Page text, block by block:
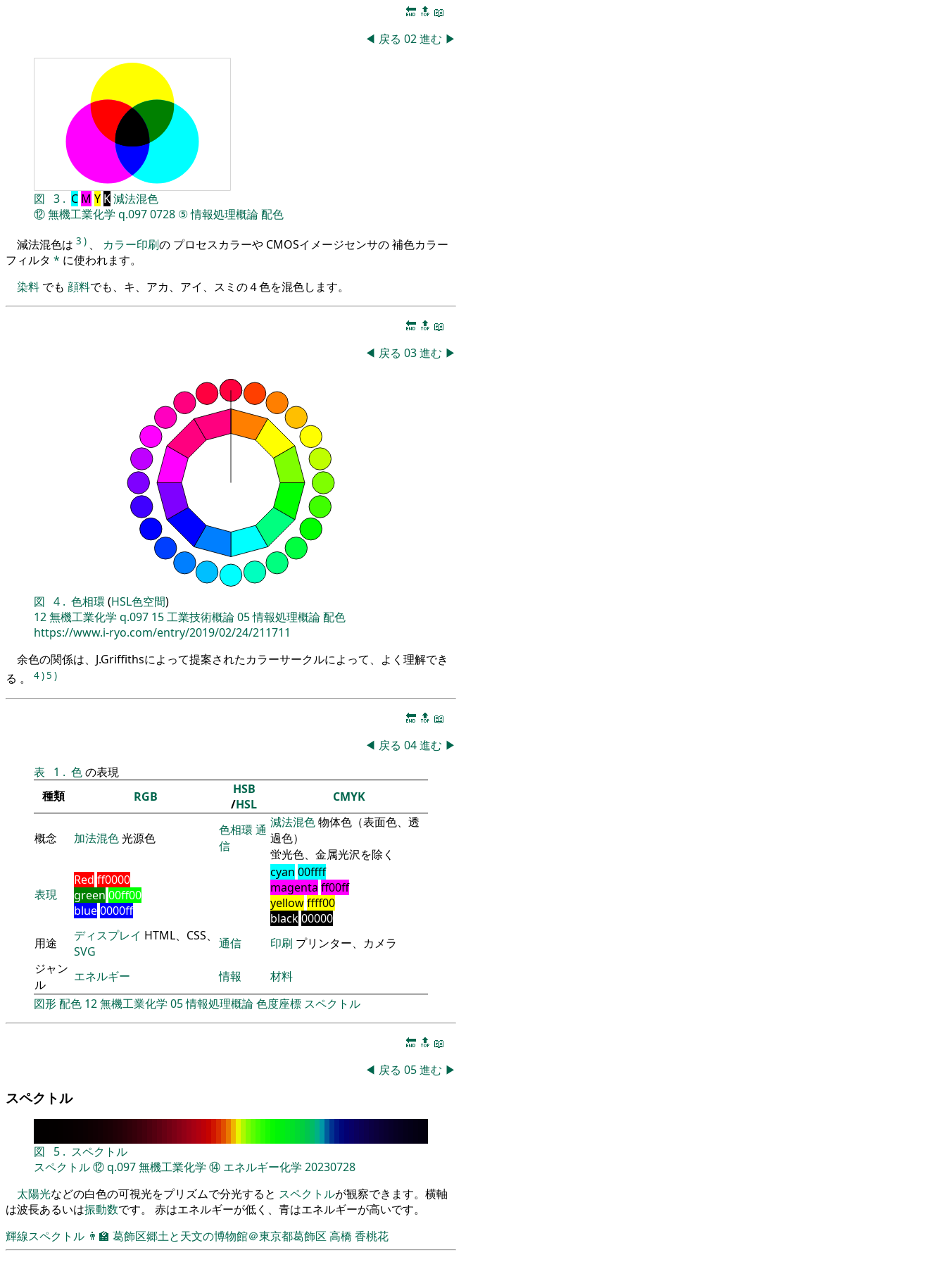
🔚 🔝 📖
◀ 戻る 02進む ▶
図 3 . C M Y K減法混色
⑫無機工業化学 q.0970728 ⑤情報処理概論配色
減法混色は 3 ) 、 カラー印刷の プロセスカラーや CMOSイメージセンサの 補色カラー
フィルタ * に使われます。
染料 でも 顔料でも、キ、アカ、アイ、スミの４色を混色します。
🔚 🔝 📖
◀ 戻る 03進む ▶
図 4 . 色相環 (HSL色空間)
12無機工業化学 q.097 15工業技術概論05情報処理概論配色
https://www.i-ryo.com/entry/2019/02/24/211711
余色の関係は、J.Griffithsによって提案されたカラーサークルによって、よく理解でき
る 。
4)5 )
🔚 🔝 📖
◀ 戻る 04進む ▶
表
1 . 色の表現
種類
RGB
HSB
/HSL CMYK
概念 加法混色光源色
色相環 通
信
減法混色物体色（表面色、透
過色）
蛍光色、金属光沢を除く
表現
Red ff0000
green 00ff00
blue0000ff
cyan 00ffff
magenta ff00ff
yellowffff00
black00000
用途
ディスプレイ HTML、CSS、
SVG
通信 印刷 プリンター、カメラ
ジャン
ル
エネルギー 情報
材料
図形配色 12無機工業化学 05情報処理概論色度座標 スペクトル
🔚 🔝 📖
◀ 戻る 05進む ▶
スペクトル
図 5 . スペクトル
スペクトル⑫q.097無機工業化学 ⑭ エネルギー化学 20230728
太陽光などの白色の可視光をプリズムで分光すると スペクトルが観察できます。横軸
は波長あるいは振動数です。 赤はエネルギーが低く、青はエネルギーが高いです。
輝線スペクトル 👨‍🏫 葛飾区郷土と天文の博物館＠東京都葛飾区 高橋 香桃花